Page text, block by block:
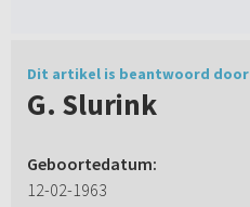
Dit artikel is beantwoord door
G. Slurink
Geboortedatum:
12-02-1963